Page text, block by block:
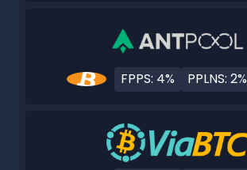
FPPS: 4% PPLNS: 2%